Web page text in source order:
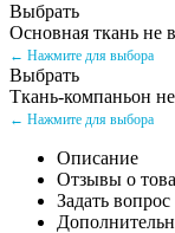
Выбрать
Основная ткань не
← Нажмите для выбора
Выбрать
Ткань-компаньон
← Нажмите для выбора
Описание
Отзывы о
Задать вопрос